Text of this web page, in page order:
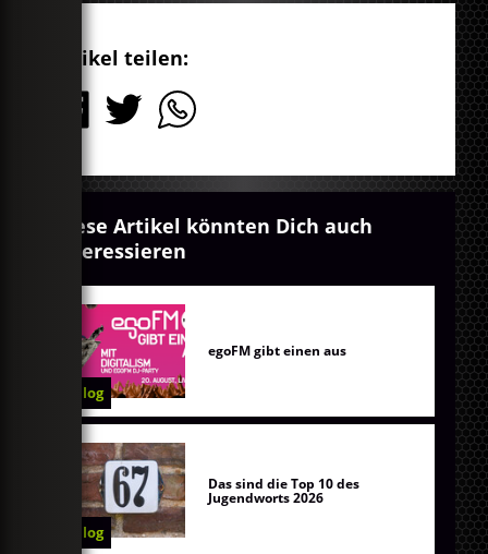
Artikel teilen:
Diese Artikel könnten Dich auch
interessieren
Blog
egoFM gibt einen aus
Blog
Das sind die Top 10 des
Jugendworts 2026